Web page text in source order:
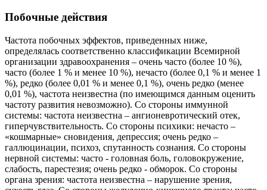
Побочные действия
Частота побочных эффектов, приведенных ниже,
определялась соответственно классификации Всемирной
организации здравоохранения – очень часто (более 10 %),
часто (более 1 % и менее 10 %), нечасто (более 0,1 % и менее 1
%), редко (более 0,01 % и менее 0,1 %), очень редко (менее
0,01 %), частота неизвестна (по имеющимся данным оценить
частоту развития невозможно). Со стороны иммунной
системы: частота неизвестна – ангионевротический отек,
гиперчувствительность. Со стороны психики: нечасто –
«кошмарные» сновидения, депрессия; очень редко –
галлюцинации, психоз, спутанность сознания. Со стороны
нервной системы: часто - головная боль, головокружение,
слабость, парестезия; очень редко - обморок. Со стороны
органа зрения: частота неизвестна – нарушение зрения,